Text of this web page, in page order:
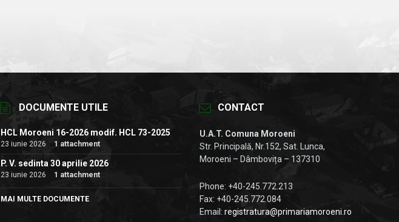
DOCUMENTE UTILE
HCL Moroeni 16-2026 modif. HCL 73-2025
23 iunie 2026 1 attachment
P. V. sedinta 30 aprilie 2026
23 iunie 2026 1 attachment
MAI MULTE DOCUMENTE
CONTACT
U.A.T. Comuna Moroeni
Str. Principală, Nr.152, Sat. Lunca,
Moroeni – Dâmbovița – 137310
Phone: +40-245.772.213
Fax: +40-245.772.084
Email:registratura@primariamoroeni.ro